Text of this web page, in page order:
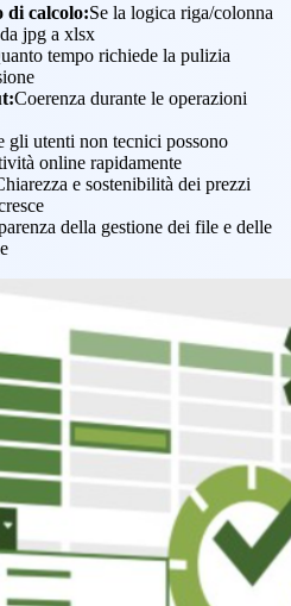
di calcolo:Se la logica riga/colonna
jpg a xlsx
tempo richiede la pulizia
Coerenza durante le operazioni
gli utenti non tecnici possono
online rapidamente
e sostenibilità dei prezzi
della gestione dei file e delle